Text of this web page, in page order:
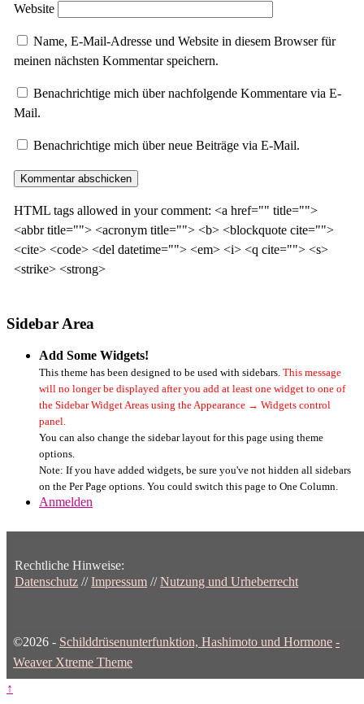
Website
Name, E-Mail-Adresse und Website in diesem Browser für
meinen nächsten Kommentar speichern.
Benachrichtige mich über nachfolgende Kommentare via E-
Mail.
Benachrichtige mich über neue Beiträge via E-Mail.
HTML tags allowed in your comment: <a href="" title="">
<abbr title=""> <acronym title=""> <b> <blockquote cite="">
<cite> <code> <del datetime=""> <em> <i> <q cite=""> <s>
<strike> <strong>
Sidebar Area
Add Some Widgets!
This theme has been designed to be used with sidebars. This message
will no longer be displayed after you add at least one widget to one of
the Sidebar Widget Areas using the Appearance → Widgets control
panel.
You can also change the sidebar layout for this page using theme
options.
Note: If you have added widgets, be sure you've not hidden all sidebars
on the Per Page options. You could switch this page to One Column.
Anmelden
Rechtliche Hinweise:
Datenschutz //Impressum //Nutzung und Urheberrecht
©2026 - Schilddrüsenunterfunktion, Hashimoto und Hormone -
Weaver Xtreme Theme
↑